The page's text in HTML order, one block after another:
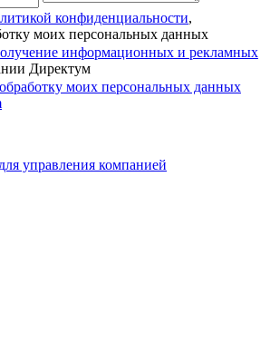
конфиденциальности,
моих персональных данных
информационных и рекламных
Директум
обработку моих персональных данных
управления компанией